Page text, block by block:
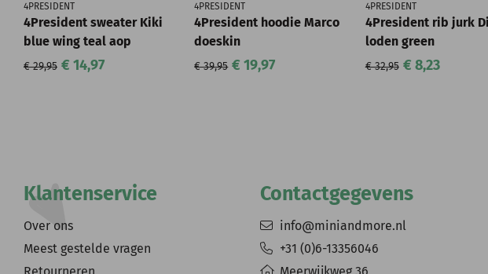
4PRESIDENT
4President sweater Kiki
blue wing teal aop
€ 29,95 € 14,97
4PRESIDENT
4President hoodie Marco
doeskin
€ 39,95 € 19,97
4PRESIDENT
4President rib jurk
loden green
€ 32,95 € 8,23
Klantenservice
Over ons
Meest gestelde vragen
Contactgegevens
info@miniandmore.nl
+31 (0)6-13356046